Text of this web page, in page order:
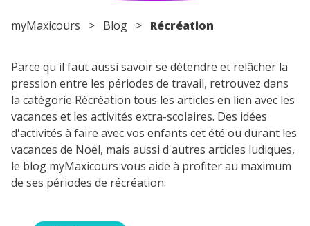
Par classe
Par matière
Nos offres
Qui sommes-nous ?
Conseils pour les parents
myMaxicours > Blog > Récréation
Parce qu'il faut aussi savoir se détendre et relâcher la
pression entre les périodes de travail, retrouvez dans
la catégorie Récréation tous les articles en lien avec les
vacances et les activités extra-scolaires. Des idées
d'activités à faire avec vos enfants cet été ou durant les
vacances de Noël, mais aussi d'autres articles ludiques,
le blog myMaxicours vous aide à profiter au maximum
de ses périodes de récréation.